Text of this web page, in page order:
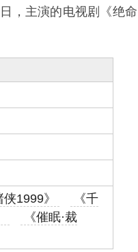
，主演的电视剧《绝命
侠1999》
《千
《催眠·裁